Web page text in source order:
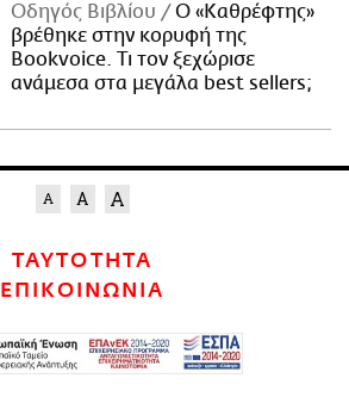
Οδηγός Βιβλίου
Ο «Καθρέφτης»
βρέθηκε στην κορυφή της
Bookvoice. Τι τον ξεχώρισε
ανάμεσα στα μεγάλα best sellers;
ΤΑΥΤΟΤΗΤΑ
ΕΠΙΚΟΙΝΩΝΙΑ